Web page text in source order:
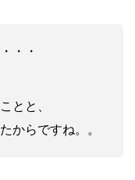
・・
とと、
からですね。。